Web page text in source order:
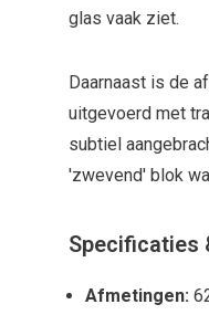
glas vaak ziet.
Daarnaast is de
uitgevoerd met
subtiel
'zwevend' blok
Specificaties
Afmetingen: